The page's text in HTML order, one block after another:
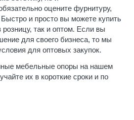
оцените фурнитуру,
и просто вы можете купить
так и оптом. Если вы
для своего бизнеса, то мы
для оптовых закупок.
мебельные опоры на нашем
их в короткие сроки и по